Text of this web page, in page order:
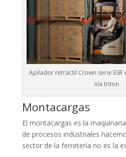
Apilador retráctil Crown serie
vía triton
Montacargas
El montacargas es la
de procesos industriales
sector de la ferretería no es la